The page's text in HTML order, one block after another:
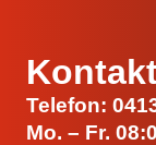
Telefon:
Mo. – Fr.